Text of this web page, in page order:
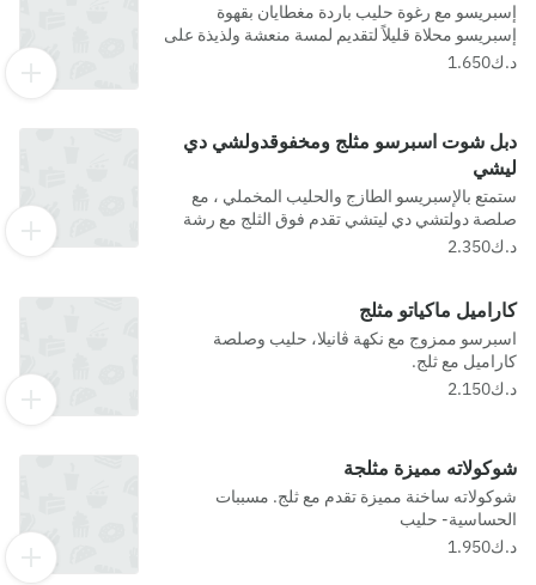
إسبريسو مع رغوة حليب باردة مغطايان بقهوة
إسبريسو محلاة قليلاً لتقديم لمسة منعشة ولذيذة على
مشروب مثلج كلاسيكي، مغطى بطبقة من الرغوة.
دبل شوت اسبرسو مثلج ومخفوقدولشي دي
ليشي
ستمتع بالإسبريسو الطازج والحليب المخملي ، مع
صلصة دولتشي دي ليتشي تقدم فوق الثلج مع رشة
من الكراميل. مسببات الحساسية- حليب
كاراميل ماكياتو مثلج
اسبرسو ممزوج مع نكهة ڤانيلا، حليب وصلصة
كاراميل مع ثلج.
شوكولاته مميزة مثلجة
شوكولاته ساخنة مميزة تقدم مع ثلج. مسببات
الحساسية- حليب